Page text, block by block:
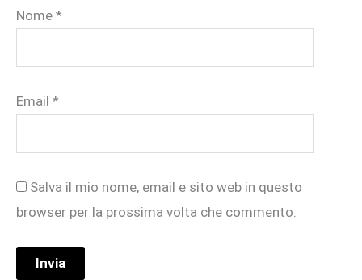
Nome *
Email *
Salva il mio nome, email e sito web in questo
browser per la prossima volta che commento.